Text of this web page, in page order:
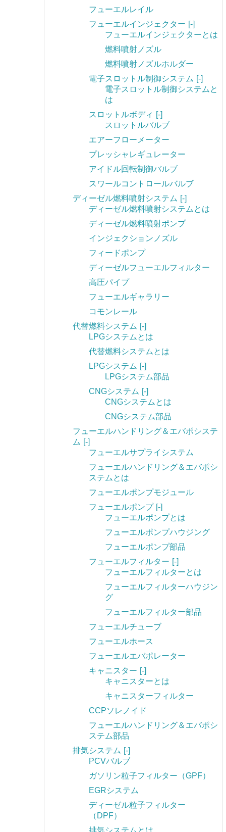
フューエルレイル
フューエルインジェクター [-]
フューエルインジェクターとは
燃料噴射ノズル
燃料噴射ノズルホルダー
電子スロットル制御システム [-]
電子スロットル制御システムと
は
スロットルボディ [-]
スロットルバルブ
エアーフローメーター
プレッシャレギュレーター
アイドル回転制御バルブ
スワールコントロールバルブ
ディーゼル燃料噴射システム [-]
ディーゼル燃料噴射システムとは
ディーゼル燃料噴射ポンプ
インジェクションノズル
フィードポンプ
ディーゼルフューエルフィルター
高圧パイプ
フューエルギャラリー
コモンレール
代替燃料システム [-]
LPGシステムとは
代替燃料システムとは
LPGシステム [-]
LPGシステム部品
CNGシステム [-]
CNGシステムとは
CNGシステム部品
フューエルハンドリング＆エバポシステ
ム [-]
フューエルサプライシステム
フューエルハンドリング＆エバポシ
ステムとは
フューエルポンプモジュール
フューエルポンプ [-]
フューエルポンプとは
フューエルポンプハウジング
フューエルポンプ部品
フューエルフィルター [-]
フューエルフィルターとは
フューエルフィルターハウジン
グ
フューエルフィルター部品
フューエルチューブ
フューエルホース
フューエルエバポレーター
キャニスター [-]
キャニスターとは
キャニスターフィルター
CCPソレノイド
フューエルハンドリング＆エバポシ
ステム部品
排気システム [-]
PCVバルブ
ガソリン粒子フィルター（GPF）
EGRシステム
ディーゼル粒子フィルター
（DPF）